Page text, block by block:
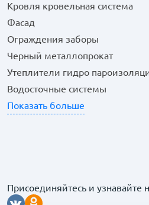
Кровля кровельная система
Фасад
Ограждения заборы
Черный металлопрокат
Утеплители гидро
Водосточные системы
Показать больше
Присоединяйтесь и узнавайте